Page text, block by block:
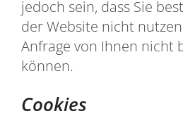
jedoch sein, dass Sie
der Website nicht
Anfrage von Ihnen nicht
können.
Cookies